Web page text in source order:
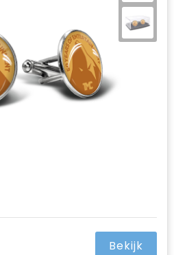
Bekijk